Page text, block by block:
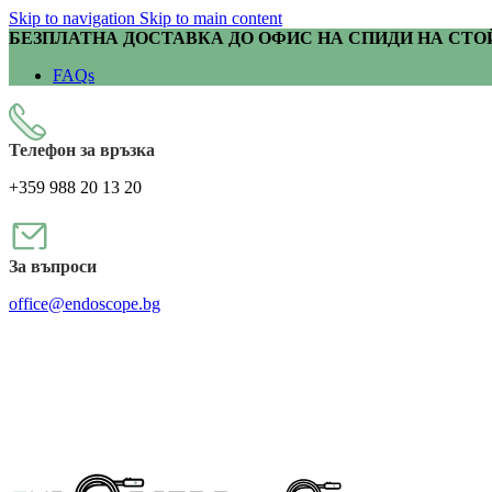
Skip to navigation Skip to main content
БЕЗПЛАТНА ДОСТАВКА ДО ОФИС НА СПИДИ НА
FAQs
Телефон за връзка
+359 988 20 13 20
За въпроси
office@endoscope.bg